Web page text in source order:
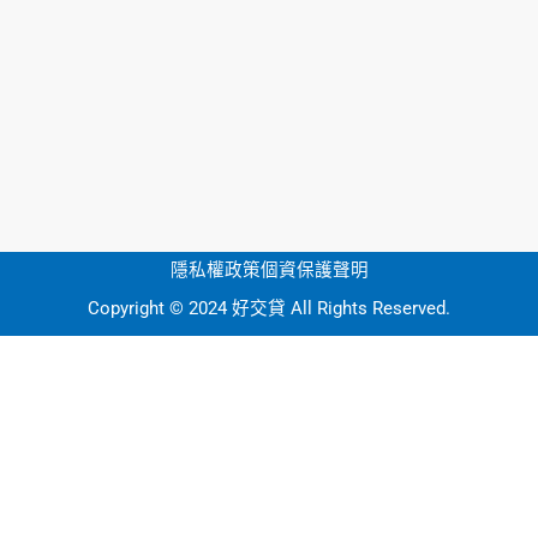
隱私權政策個資保護聲明
Copyright © 2024 好交貸 All Rights Reserved.